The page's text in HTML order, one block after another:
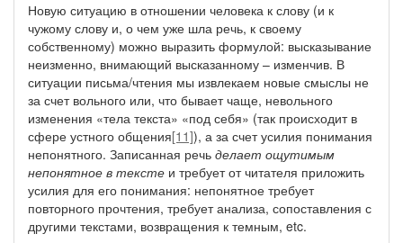
Новую ситуацию в отношении человека к слову (и к
чужому слову и, о чем уже шла речь, к своему
собственному) можно выразить формулой: высказывание
неизменно, внимающий высказанному – изменчив. В
ситуации письма/чтения мы извлекаем новые смыслы не
за счет вольного или, что бывает чаще, невольного
изменения «тела текста» «под себя» (так происходит в
сфере устного общения[11]), а за счет усилия понимания
непонятного. Записанная речь делает ощутимым
непонятное в тексте и требует от читателя приложить
усилия для его понимания: непонятное требует
повторного прочтения, требует анализа, сопоставления с
другими текстами, возвращения к темным, etc.